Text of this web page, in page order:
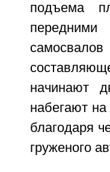
подъема
начинают
набегают
благодаря
груженого